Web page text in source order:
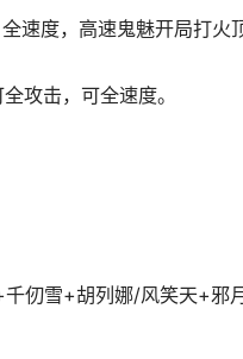
速度，高速鬼魅开局打火
攻击，可全速度。
仞雪+胡列娜/风笑天+邪